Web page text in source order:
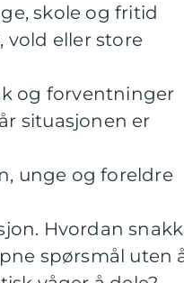
skole og fritid
vold eller store
og forventninger
situasjonen er
unge og foreldre
Hvordan
spørsmål uten